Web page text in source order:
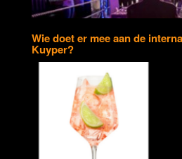
Wie doet er mee aan de
Kuyper?